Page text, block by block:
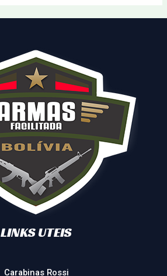
LINKS UTEIS
Carabinas Rossi